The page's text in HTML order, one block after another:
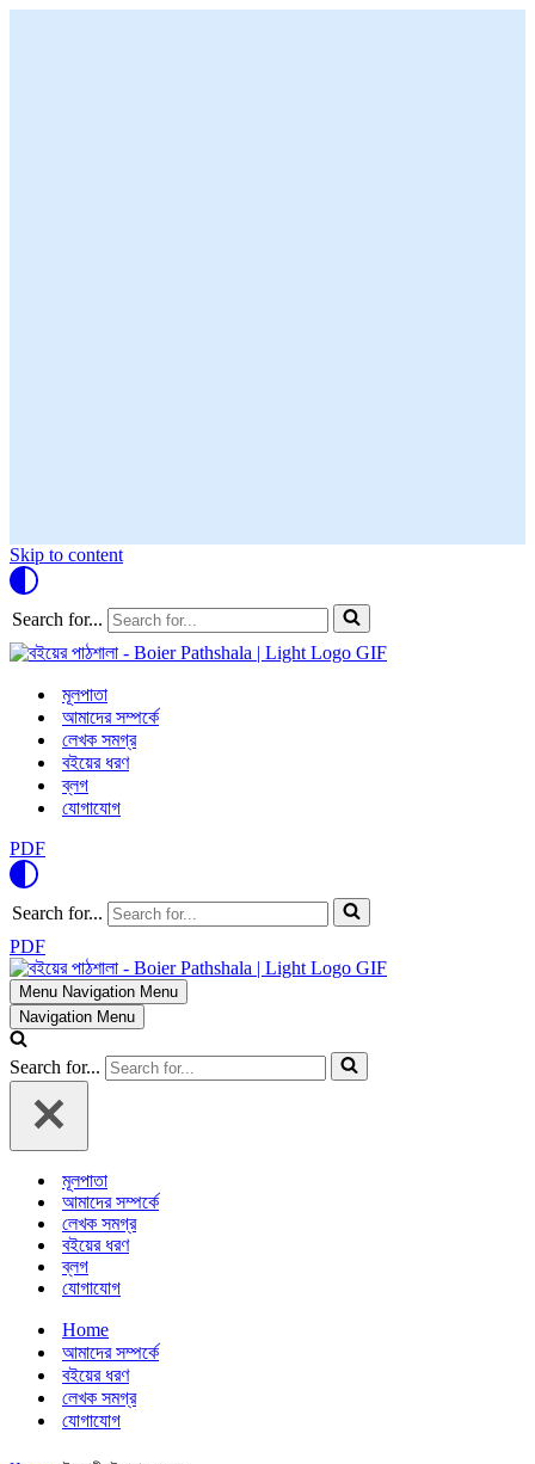
Skip to content
Search for...
মূলপাতা
আমাদের সম্পর্কে
লেখক সমগ্র
বইয়ের ধরণ
ব্লগ
যোগাযোগ
PDF
Search for...
PDF
Menu Navigation Menu
Navigation Menu
Search for...
মূলপাতা
আমাদের সম্পর্কে
লেখক সমগ্র
বইয়ের ধরণ
ব্লগ
যোগাযোগ
Home
আমাদের সম্পর্কে
বইয়ের ধরণ
লেখক সমগ্র
যোগাযোগ